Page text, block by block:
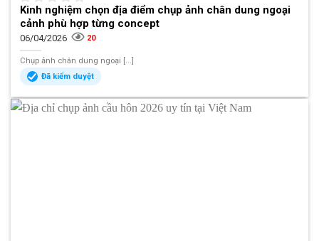
Kinh nghiệm chọn địa điểm chụp ảnh chân dung ngoại
cảnh phù hợp từng concept
06/04/2026 20
Chụp ảnh chân dung ngoại [...]
Đã kiểm duyệt